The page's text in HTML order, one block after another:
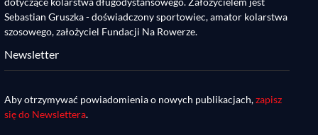
Sebastian Gruszka - doświadczony sportowiec, amator kolarstwa
szosowego, założyciel Fundacji Na Rowerze.
Newsletter
Aby otrzymywać powiadomienia o nowych publikacjach,zapisz
się do Newslettera.